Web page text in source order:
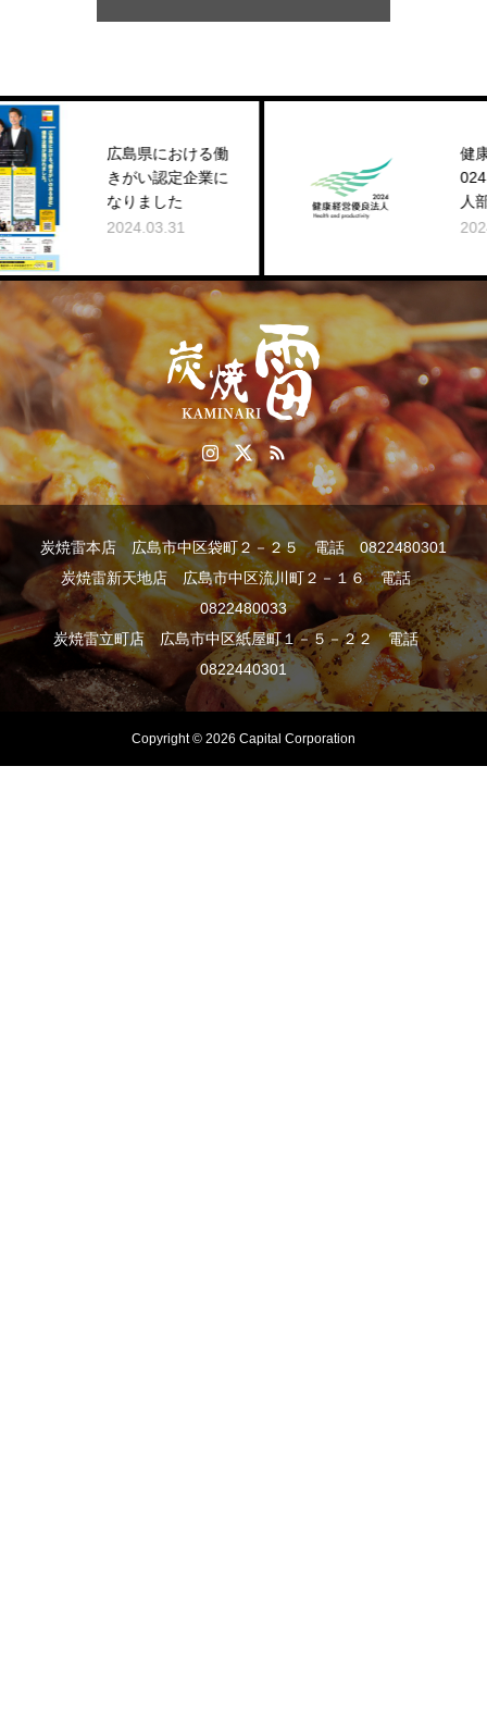
広島県における働
きがい認定企業に
なりました
2024.03.31
健康経営優良法人2
024（中小規模法
人部門）に認定
炭焼雷本店 広島市中区袋町２－２５ 電話 0822480301
炭焼雷新天地店 広島市中区流川町２－１６ 電話
0822480033
炭焼雷立町店 広島市中区紙屋町１－５－２２ 電話
0822440301
Copyright © 2026 Capital Corporation